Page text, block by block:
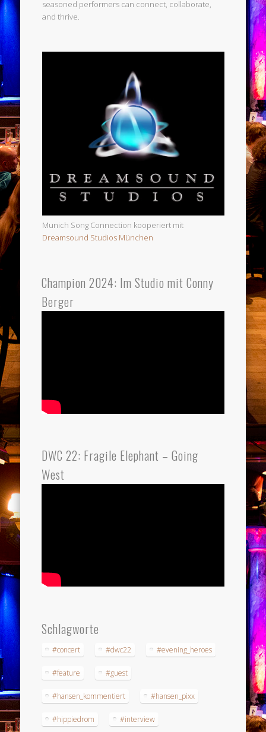
seasoned performers can connect, collaborate,
and thrive.
Munich Song Connection kooperiert mit
Dreamsound Studios München
Champion 2024: Im Studio mit Conny
Berger
DWC 22: Fragile Elephant – Going
West
Schlagworte
#concert #dwc22 #evening_heroes
#feature #guest
#hansen_kommentiert #hansen_pixx
#hippiedrom #interview